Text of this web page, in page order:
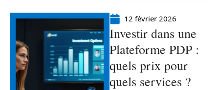
12 février 2026
Investir dans une
Plateforme PDP :
quels prix pour
quels services ?